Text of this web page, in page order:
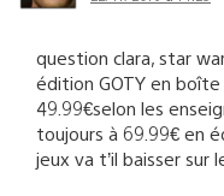
question clara, star
édition GOTY en
49.99€selon les
toujours à 69.99€ en
jeux va t’il baisser sur